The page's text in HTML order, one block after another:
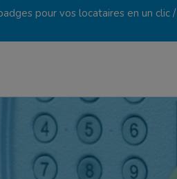
pour vos locataires en un clic /